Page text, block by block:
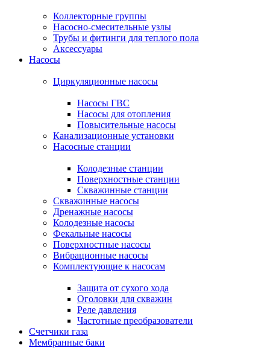
Коллекторные группы
Насосно-смесительные узлы
Трубы и фитинги для теплого пола
Аксессуары
Насосы
Циркуляционные насосы
Насосы ГВС
Насосы для отопления
Повысительные насосы
Канализационные установки
Насосные станции
Колодезные станции
Поверхностные станции
Скважинные станции
Скважинные насосы
Дренажные насосы
Колодезные насосы
Фекальные насосы
Поверхностные насосы
Вибрационные насосы
Комплектующие к насосам
Защита от сухого хода
Оголовки для скважин
Реле давления
Частотные преобразователи
Счетчики газа
Мембранные баки